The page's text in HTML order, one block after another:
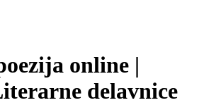
online |
delavnice